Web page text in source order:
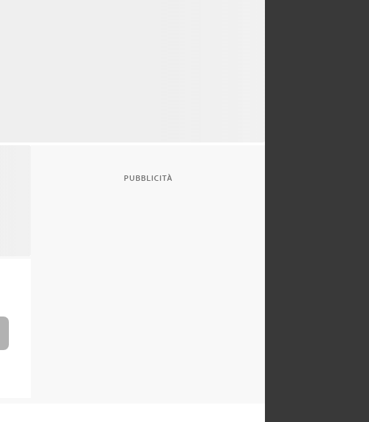
PUBBLICITÀ